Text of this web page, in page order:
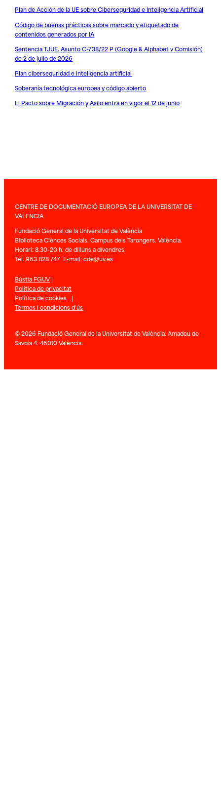
Plan de Acción de la UE sobre Ciberseguridad e Inteligencia Artificial
Código de buenas prácticas sobre marcado y etiquetado de
contenidos generados por IA
Sentencia TJUE. Asunto C-738/22 P (Google & Alphabet v Comisión)
de 2 de julio de 2026
Plan ciberseguridad e inteligencia artificial
Soberanía tecnológica europea y código abierto
El Pacto sobre Migración y Asilo entra en vigor el 12 de junio
CENTRE DE DOCUMENTACIÓ EUROPEA DE LA UNIVERSITAT DE
VALENCIA
Fundació General de la Universitat de València
Biblioteca Ciènces Socials. Campus dels Tarongers. València.
Horari: 8.30-20 h. de dilluns a divendres.
Tel. 963 828 747 E-mail:cde@uv.es
Bústia FGUV|
Política de privacitat
Política de cookies |
Termes i condicions d’ús
© 2026 Fundació General de la Universitat de València. Amadeu de
Savoia 4. 46010 València.